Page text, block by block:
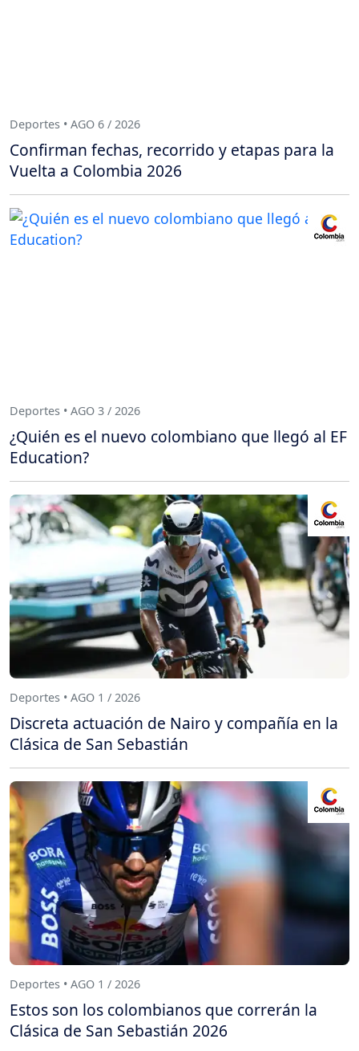
Deportes • AGO 6 / 2026
Confirman fechas, recorrido y etapas para la
Vuelta a Colombia 2026
Deportes • AGO 3 / 2026
¿Quién es el nuevo colombiano que llegó al EF
Education?
Deportes • AGO 1 / 2026
Discreta actuación de Nairo y compañía en la
Clásica de San Sebastián
Deportes • AGO 1 / 2026
Estos son los colombianos que correrán la
Clásica de San Sebastián 2026